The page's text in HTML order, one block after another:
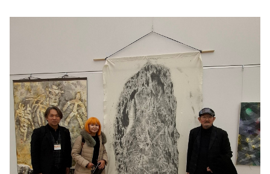
日本第二十三回《NAU21世紀美術連立展》-東京國立新美術館展覽-委員
長 高橋俊明先生、Asian Artists Network 社長山田陽子女士與台灣參展
者 王穆提先生（日本NAU21世紀美術連立展成員）於台灣參展者 王穆提